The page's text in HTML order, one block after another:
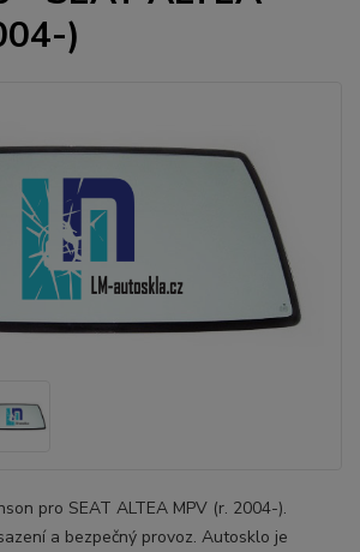
)
pro SEAT ALTEA MPV (r. 2004-).
a bezpečný provoz. Autosklo je